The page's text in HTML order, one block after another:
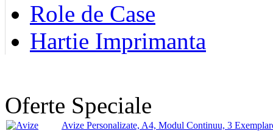
Role de Case
Hartie Imprimanta
Oferte Speciale
Avize Personalizate, A4, Modul Continuu, 3